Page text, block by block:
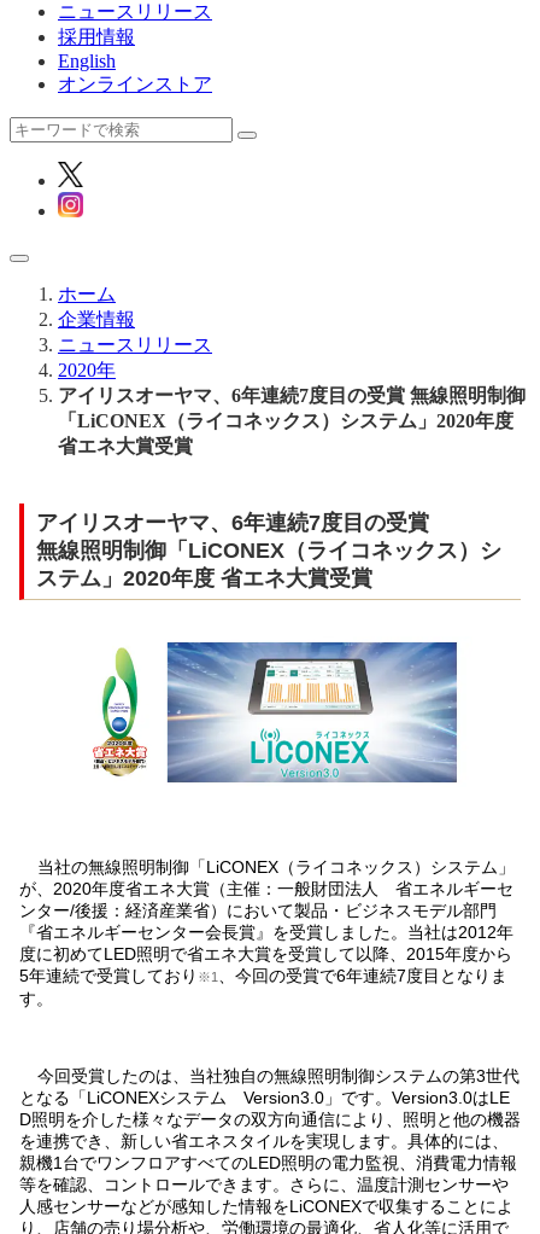
ニュースリリース
採用情報
English
オンラインストア
ホーム
企業情報
ニュースリリース
2020年
アイリスオーヤマ、6年連続7度目の受賞 無線照明制御
「LiCONEX（ライコネックス）システム」2020年度
省エネ大賞受賞
アイリスオーヤマ、6年連続7度目の受賞
無線照明制御「LiCONEX（ライコネックス）シ
ステム」2020年度 省エネ大賞受賞
当社の無線照明制御「LiCONEX（ライコネックス）システム」
が、2020年度省エネ大賞（主催：一般財団法人 省エネルギーセ
ンター/後援：経済産業省）において製品・ビジネスモデル部門
『省エネルギーセンター会長賞』を受賞しました。当社は2012年
度に初めてLED照明で省エネ大賞を受賞して以降、2015年度から
5年連続で受賞しており ※1
、今回の受賞で6年連続7度目となりま
す。
今回受賞したのは、当社独自の無線照明制御システムの第3世代
となる「LiCONEXシステム Version3.0」です。Version3.0はLE
D照明を介した様々なデータの双方向通信により、照明と他の機器
を連携でき、新しい省エネスタイルを実現します。具体的には、
親機1台でワンフロアすべてのLED照明の電力監視、消費電力情報
等を確認、コントロールできます。さらに、温度計測センサーや
人感センサーなどが感知した情報をLiCONEXで収集することによ
り、店舗の売り場分析や、労働環境の最適化、省人化等に活用で